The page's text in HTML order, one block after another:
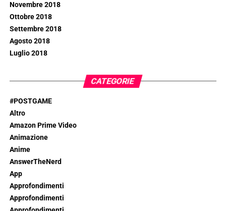
Novembre 2018
Ottobre 2018
Settembre 2018
Agosto 2018
Luglio 2018
CATEGORIE
#POSTGAME
Altro
Amazon Prime Video
Animazione
Anime
AnswerTheNerd
App
Approfondimenti
Approfondimenti